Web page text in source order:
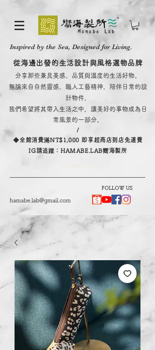
Inspired by the Sea, Designed for Living.
從海邊出發的生活設計與風格選物品牌
分享那些兼具美感、品質與溫度的生活好物。
無論來自自然靈感、職人工藝精神，陪伴日常的設
計物件，
我們希望將其帶入生活之中，讓美好的事物成為日
常風景的一部分。
/
​◆全館消費滿NT$1,000 即享超商店到店免運費
IG請追蹤：HAMABE.LAB嚮海製所
FOLLOW US
hamabe.lab@gmail.com